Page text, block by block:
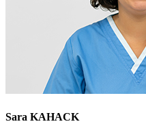
Sara KAHACK